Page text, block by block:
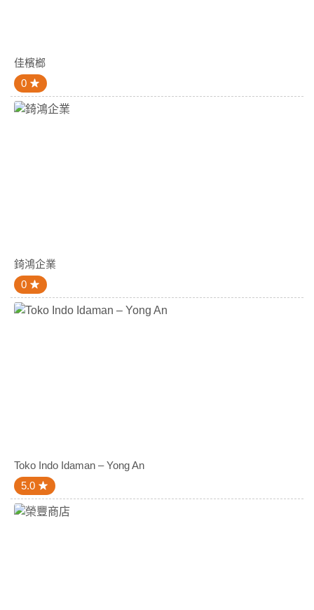
佳檳榔
0
錡鴻企業
0
Toko Indo Idaman – Yong An
5.0